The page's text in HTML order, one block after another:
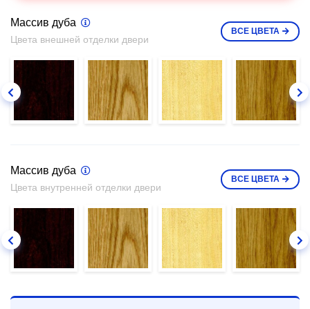
Массив дуба
Цвета внешней отделки двери
ВСЕ ЦВЕТА
Массив дуба
Цвета внутренней отделки двери
ВСЕ ЦВЕТА